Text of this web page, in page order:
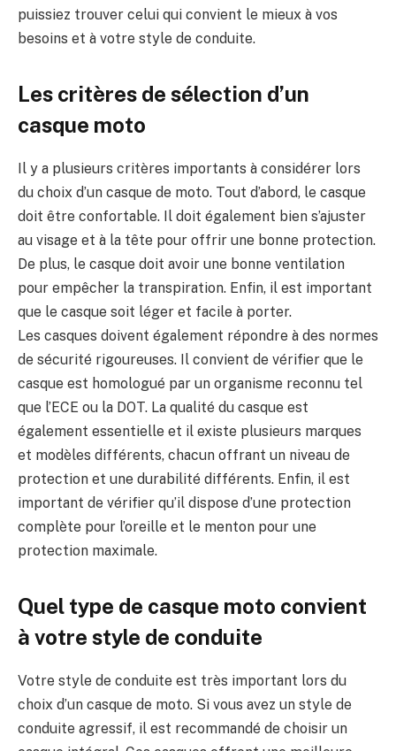
puissiez trouver celui qui convient le mieux à vos
besoins et à votre style de conduite.
Les critères de sélection d’un
casque moto
Il y a plusieurs critères importants à considérer lors
du choix d’un casque de moto. Tout d’abord, le casque
doit être confortable. Il doit également bien s’ajuster
au visage et à la tête pour offrir une bonne protection.
De plus, le casque doit avoir une bonne ventilation
pour empêcher la transpiration. Enfin, il est important
que le casque soit léger et facile à porter.
Les casques doivent également répondre à des normes
de sécurité rigoureuses. Il convient de vérifier que le
casque est homologué par un organisme reconnu tel
que l’ECE ou la DOT. La qualité du casque est
également essentielle et il existe plusieurs marques
et modèles différents, chacun offrant un niveau de
protection et une durabilité différents. Enfin, il est
important de vérifier qu’il dispose d’une protection
complète pour l’oreille et le menton pour une
protection maximale.
Quel type de casque moto convient
à votre style de conduite
Votre style de conduite est très important lors du
choix d’un casque de moto. Si vous avez un style de
conduite agressif, il est recommandé de choisir un